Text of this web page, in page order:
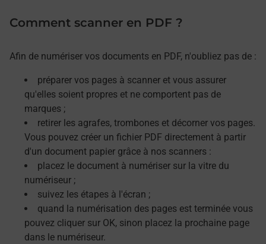
Comment scanner en PDF ?
Afin de numériser vos documents en PDF, n'oubliez pas de :
préparer vos pages à scanner et vous assurer
qu'elles soient propres et ne comportent pas de
marques ;
retirer les agrafes, trombones et décorner vos pages.
Vous pouvez créer un fichier PDF directement à partir
d'un document papier grâce à nos scanners :
placez le document à numériser sur la vitre du
numériseur ;
suivez les étapes à l'écran ;
quand la numérisation des pages est terminée vous
pouvez cliquer sur OK, sinon placez la prochaine page
dans le numériseur.